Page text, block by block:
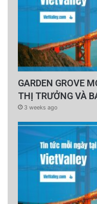
GARDEN GROVE
THỊ TRƯỞNG VÀ
3 weeks ago